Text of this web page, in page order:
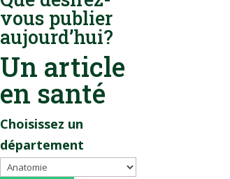
vous publier
aujourd’hui?
Un article
en santé
Choisissez un
département